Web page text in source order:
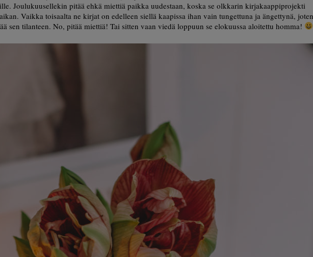
Joulukuusellekin pitää ehkä miettiä paikka uudestaan, koska se olkkarin kirjakaappiprojekti
Vaikka toisaalta ne kirjat on edelleen siellä kaapissa ihan vain tungettuna ja ängettynä, joten
sen tilanteen. No, pitää miettiä! Tai sitten vaan viedä loppuun se elokuussa aloitettu homma!